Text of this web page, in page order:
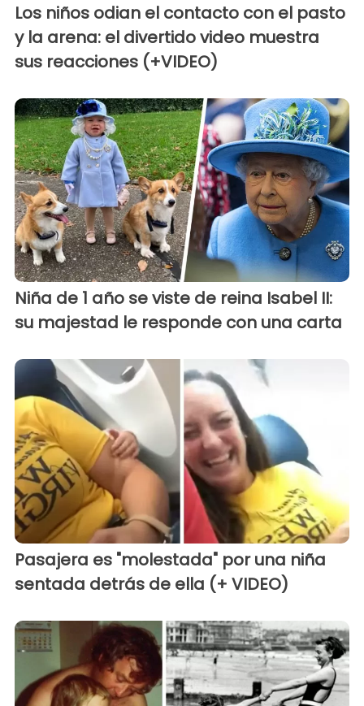
Los niños odian el contacto con el pasto
y la arena: el divertido video muestra
sus reacciones (+VIDEO)
Niña de 1 año se viste de reina Isabel II:
su majestad le responde con una carta
Pasajera es "molestada" por una niña
sentada detrás de ella (+ VIDEO)